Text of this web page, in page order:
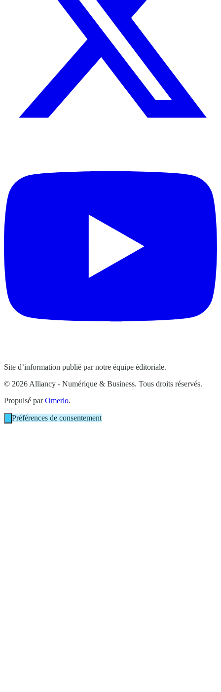
Site d’information publié par notre équipe éditoriale.
© 2026 Alliancy - Numérique & Business. Tous droits réservés.
Propulsé parOmerlo.
Préférences de consentement